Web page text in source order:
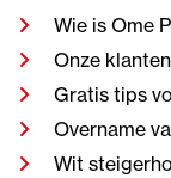
Wie is Ome
Onze klanten
Gratis tips
Overname
Wit